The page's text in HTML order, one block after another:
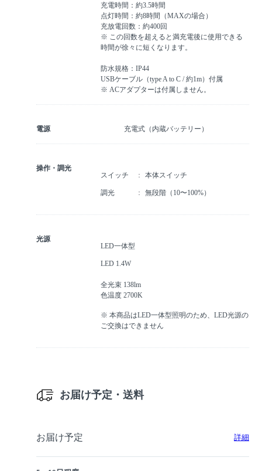
充電時間：約3.5時間
点灯時間：約8時間（MAXの場合）
充放電回数：約400回
※ この回数を超えると満充電後に使用できる
時間が徐々に短くなります。
防水規格：IP44
USBケーブル（type A to C / 約1m）付属
※ ACアダプターは付属しません。
電源 充電式（内蔵バッテリー）
操作・調光
スイッチ
本体スイッチ
調光 無段階（10〜100%）
光源
LED一体型
LED 1.4W
全光束 138lm
色温度 2700K
※ 本商品はLED一体型照明のため、LED光源の
ご交換はできません
お届け予定・送料
お届け予定 詳細